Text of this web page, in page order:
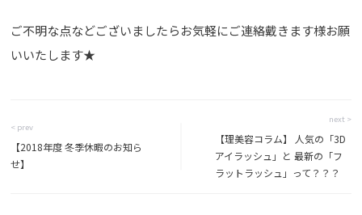
ご不明な点などございましたらお気軽にご連絡戴きます様お願
いいたします★
< prev
【2018年度 冬季休暇のお知ら
せ】
next >
【理美容コラム】 人気の「3D
アイラッシュ」と 最新の「フ
ラットラッシュ」って？？？